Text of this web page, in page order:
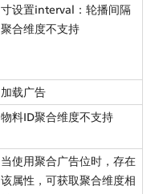
寸设置interval：轮播间隔
聚合维度不支持
加载广告
物料ID聚合维度不支持
当使用聚合广告位时，存在
该属性，可获取聚合维度相